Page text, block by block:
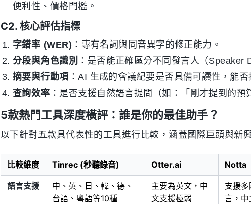
便利性、價格門檻。
C2. 核心評估指標
字錯率 (WER) ：專有名詞與同音異字的修正能力。
分段與角色識別 ：是否能正確區分不同發言人（Speaker
摘要與行動項 ：AI 生成的會議紀要是否具備可讀性，能
查詢效率 ：是否支援自然語言提問（如：「剛才提到的
5款熱門工具深度橫評：誰是你的最佳助手？
以下針對五款具代表性的工具進行比較，涵蓋國際巨頭與新
比較維度 Tinrec (秒聽錄音) Otter.ai Notta
語言支援
中、英、日、韓、德、
台語、粵語等10種
主要為英文，中
文支援極弱
支援
言，